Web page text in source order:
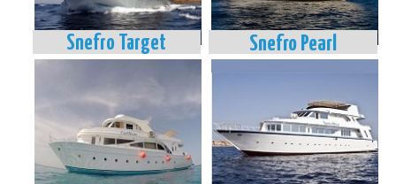
Snefro Pearl
Snefro Target